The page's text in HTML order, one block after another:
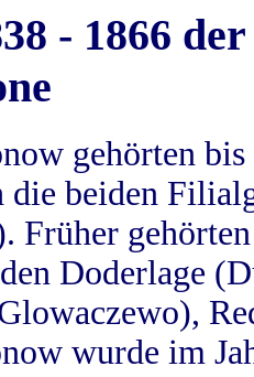
- 1866
gehörten
beiden
Früher
Doderlage
wurde im